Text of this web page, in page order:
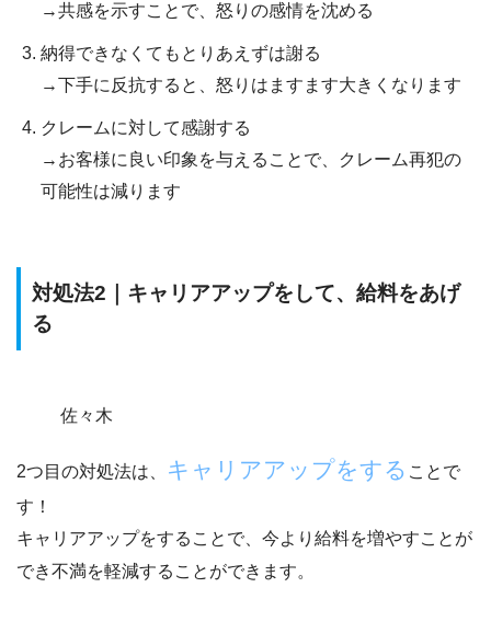
→共感を示すことで、怒りの感情を沈める
納得できなくてもとりあえずは謝る
→下手に反抗すると、怒りはますます大きくなります
クレームに対して感謝する
→お客様に良い印象を与えることで、クレーム再犯の
可能性は減ります
対処法2｜キャリアアップをして、給料をあげ
る
佐々木
2つ目の対処法は、 キャリアアップをする ことで
す！
キャリアアップをすることで、今より給料を増やすことが
でき不満を軽減することができます。